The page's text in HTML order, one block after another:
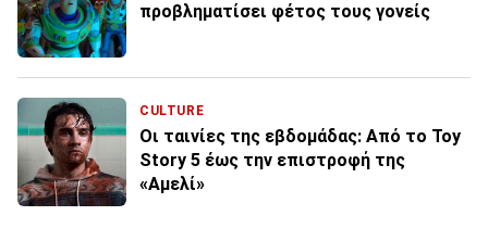
προβληματίσει φέτος τους γονείς
CULTURE
Οι ταινίες της εβδομάδας: Από το Toy
Story 5 έως την επιστροφή της
«Αμελί»